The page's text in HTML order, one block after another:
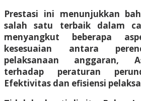
Prestasi ini menunjukkan
salah satu terbaik dalam
menyangkut beberapa
kesesuaian antara
pelaksanaan anggaran,
terhadap peraturan
Efektivitas dan efisiensi